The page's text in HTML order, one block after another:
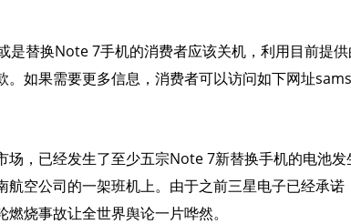
是替换Note 7手机的消费者应该关机，利用目前提
。如果需要更多信息，消费者可以访问如下网址
场，已经发生了至少五宗Note 7新替换手机的电池
航空公司的一架班机上。由于之前三星电子已经承
烧事故让全世界舆论一片哗然。